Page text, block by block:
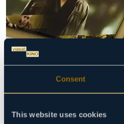
Consent
This website uses cookies
Preplati se na novosti
PRIJAVITE SE